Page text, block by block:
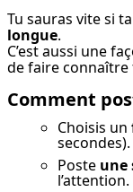
Tu sauras vite si
longue.
C’est aussi une
de faire
Comment
Choisis un
secondes).
Poste une
l’attention.